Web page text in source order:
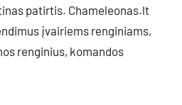
patirtis. Chameleonas.lt
įvairiems renginiams,
renginius, komandos